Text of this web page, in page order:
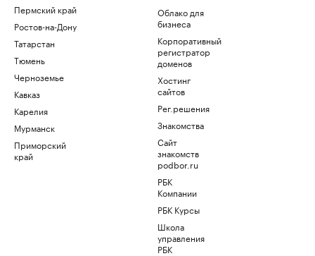
Пермский край
Ростов-на-Дону
Татарстан
Тюмень
Черноземье
Кавказ
Карелия
Мурманск
Приморский
край
Облако для
бизнеса
Корпоративный
регистратор
доменов
Хостинг
сайтов
Рег.решения
Знакомства
Сайт
знакомств
podbor.ru
РБК
Компании
РБК Курсы
Школа
управления
РБК